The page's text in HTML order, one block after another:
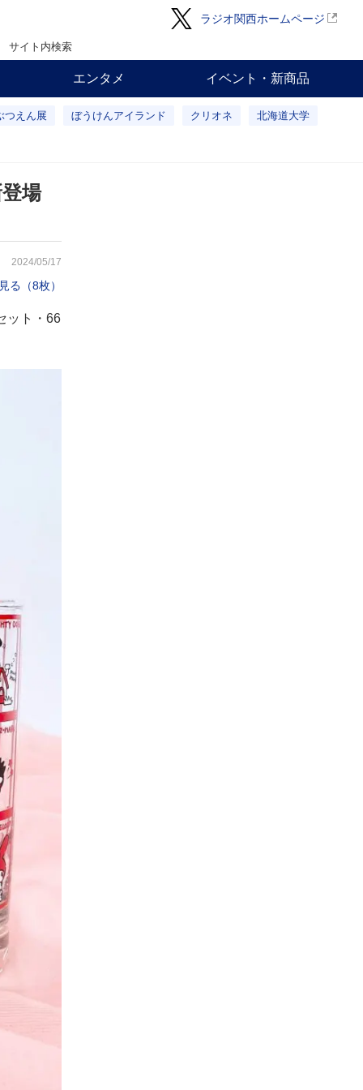
ラジオ関西ホームページ
サイト内検索
エンタメ イベント・新商品
つえん展 ぼうけんアイランド クリオネ 北海道大学
登場
2024/05/17
る（8枚）
ット・66